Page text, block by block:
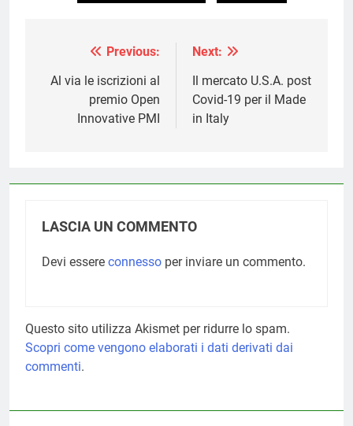
Navigazione
articoli
Previous:
Al via le iscrizioni al
premio Open
Innovative PMI
Next:
Il mercato U.S.A. post
Covid-19 per il Made
in Italy
LASCIA UN COMMENTO
Devi essere connesso per inviare un commento.
Questo sito utilizza Akismet per ridurre lo spam.
Scopri come vengono elaborati i dati derivati dai
commenti.